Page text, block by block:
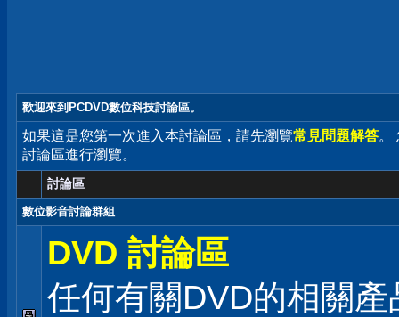
歡迎來到PCDVD數位科技討論區。
如果這是您第一次進入本討論區，請先瀏覽常見問題解答。
討論區進行瀏覽。
討論區
數位影音討論群組
DVD 討論區
任何有關DVD的相關